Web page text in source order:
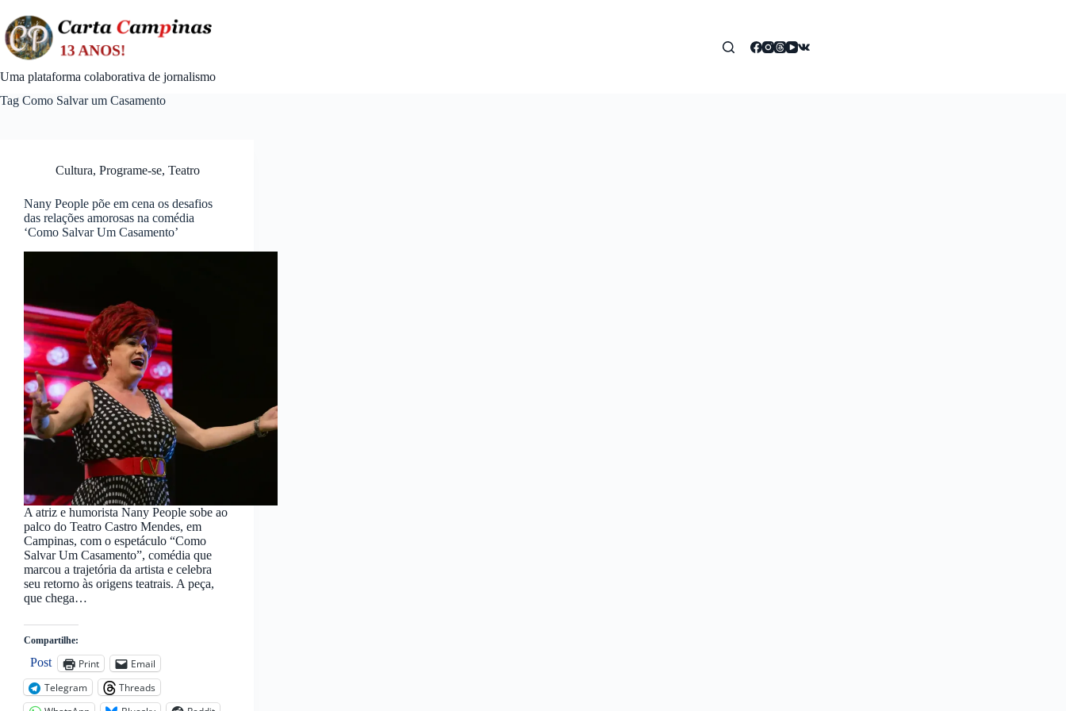
content
Uma plataforma colaborativa de jornalismo
Tag Como Salvar um Casamento
Cultura, Programe-se, Teatro
Nany People põe em cena os desafios
das relações amorosas na comédia
‘Como Salvar Um Casamento’
A atriz e humorista Nany People sobe ao
palco do Teatro Castro Mendes, em
Campinas, com o espetáculo “Como
Salvar Um Casamento”, comédia que
marcou a trajetória da artista e celebra
seu retorno às origens teatrais. A peça,
que chega…
Compartilhe:
Post Print
Email
Telegram
Threads